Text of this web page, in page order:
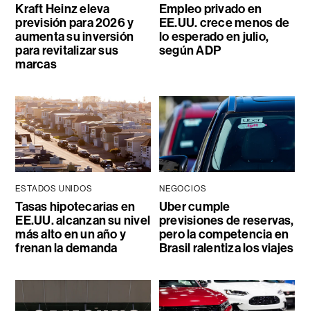
Kraft Heinz eleva
previsión para 2026 y
aumenta su inversión
para revitalizar sus
marcas
Empleo privado en
EE.UU. crece menos de
lo esperado en julio,
según ADP
ESTADOS UNIDOS
Tasas hipotecarias en
EE.UU. alcanzan su nivel
más alto en un año y
frenan la demanda
NEGOCIOS
Uber cumple
previsiones de reservas,
pero la competencia en
Brasil ralentiza los viajes